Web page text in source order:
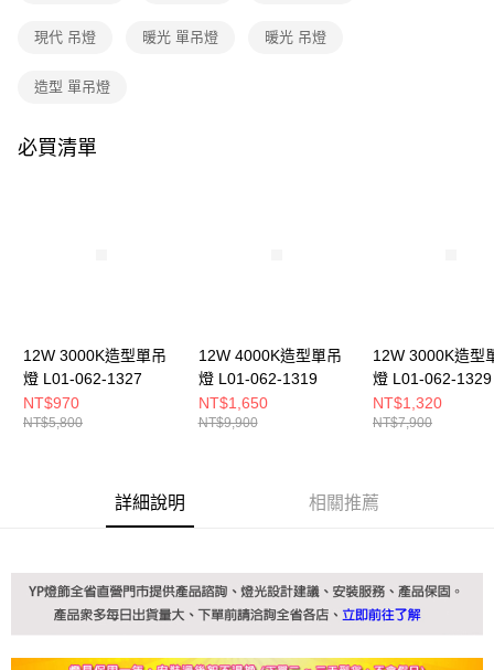
購買商品的店家。未經商家同意取消之訂單仍視為有效，需透過AFTEE先享
是否繳費成功／繳費後需取消欲退款等相關疑問，請聯繫「AFTEE先享後付
【注意事項】
時審查核予不同之上限額度；若仍有額度不足之情形，本公司將視審查結果
請求用戶進行身份認證。
５．嚴禁一人註冊多個帳號或使用他人資訊註冊。若發現惡意使用之情形，
恩沛科技股份有限公司將有權停止該用戶之使用額度並採取法律行動。
現代 吊燈 暖光 單吊燈 暖光 吊燈
造型 單吊燈
必買清單
12W 3000K造型單吊
燈 L01-062-1327
NT$970
NT$5,800
12W 4000K造型單吊
燈 L01-062-1319
NT$1,650
NT$9,900
12W 3000K造型
燈 L01-062-1329
NT$1,320
NT$7,900
詳細說明 相關推薦